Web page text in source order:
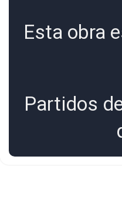
Esta obra
Partidos